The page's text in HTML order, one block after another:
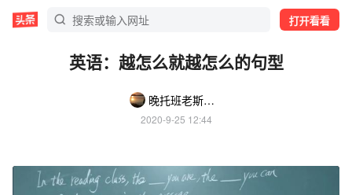
打开看看
英语：越怎么就越怎么的句型
晚托班老斯来斯
2020-9-25 12:44